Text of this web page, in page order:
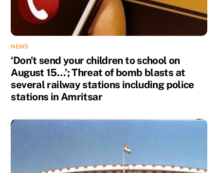
NEWS
‘Don’t send your children to school on
August 15…’; Threat of bomb blasts at
several railway stations including police
stations in Amritsar